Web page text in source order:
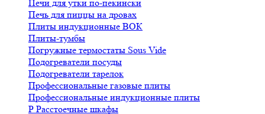
Печи для утки по-пекински
Печь для пиццы на дровах
Плиты индукционные ВОК
Плиты-тумбы
Погружные термостаты Sous Vide
Подогреватели посуды
Подогреватели тарелок
Профессиональные газовые плиты
Профессиональные индукционные плиты
Р Расстоечные шкафы